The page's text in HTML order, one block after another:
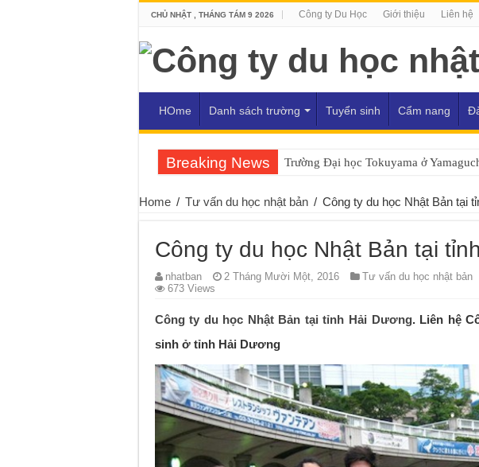
CHỦ NHẬT , THÁNG TÁM 9 2026 Công ty Du Học Giới thiệu Liên hệ
HOme Danh sách trường Tuyển sinh Cẩm nang
Breaking News Trường Đại học Tokuyama ở
Home / Tư vấn du học nhật bản / Công ty du học Nhật Bản tại
Công ty du học Nhật Bản tại
nhatban 2 Tháng Mười Một, 2016 Tư vấn du học nhật bản
673 Views
Công ty du học Nhật Bản tại tỉnh Hải Dương. Liên hệ
sinh ở tỉnh Hải Dương